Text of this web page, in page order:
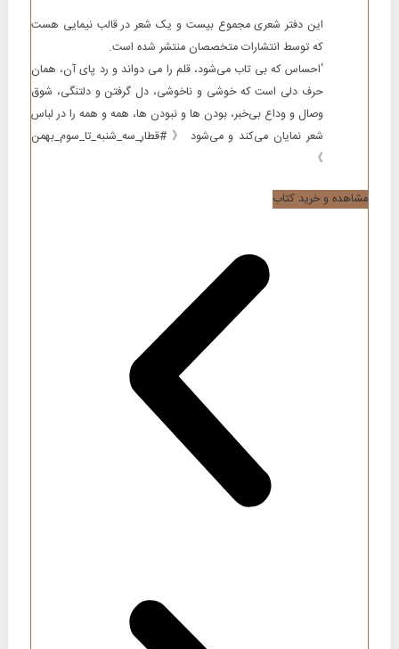
این دفتر شعری مجموع بیست و یک شعر در قالب نیمایی هست
که توسط انتشارات متخصصان منتشر شده است.
‘احساس که بی تاب می‌شود، قلم را می دواند و رد پای آن، همان
حرف دلی است که خوشی و ناخوشی، دل گرفتن و دلتنگی، شوق
وصال و وداع بی‌خبر، بودن ها و نبودن ها، همه و همه را در لباس
شعر نمایان می‌کند و می‌شود 《 #قطار_سه_شنبه_تا_سوم_بهمن
》
مشاهده و خرید کتاب